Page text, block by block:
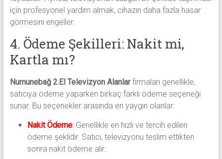
için profesyonel yardım almak, cihazın daha fazla hasar
görmesini engeller.
4. Ödeme Şekilleri: Nakit mi,
Kartla mı?
Numunebağ 2.El Televizyon Alanlarfirmaları genellikle,
satıcıya ödeme yaparken birkaç farklı ödeme seçeneği
sunar. Bu seçenekler arasında en yaygın olanlar:
Nakit Ödeme:Genellikle en hızlı ve tercih edilen
ödeme şeklidir. Satıcı, televizyonu teslim ettikten
sonra nakit ödeme alır.